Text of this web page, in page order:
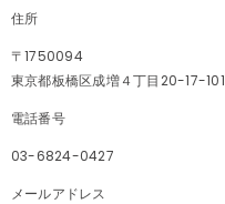
住所
〒1750094
東京都板橋区成増４丁目20-17-101
電話番号
03-6824-0427
メールアドレス